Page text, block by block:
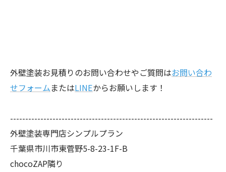
外壁塗装お見積りのお問い合わせやご質問はお問い合わ
せフォームまたはLINEからお願いします！
-------------------------------------------------------------------
外壁塗装専門店シンプルプラン
千葉県市川市東菅野5-8-23-1F-B
chocoZAP隣り